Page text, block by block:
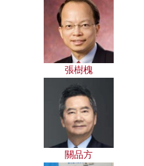
張樹槐
關品方